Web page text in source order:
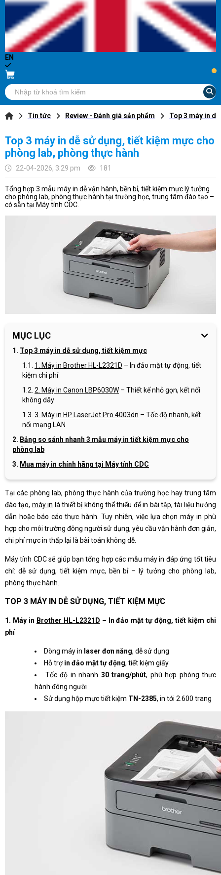
EN
...
Tin tức Review - Đánh giá sản phẩm Top 3 máy in
Top 3 máy in dễ sử dụng, tiết kiệm mực cho
phòng lab, phòng thực hành
22-04-2026, 3:29 pm 181
Tổng hợp 3 mẫu máy in dễ vận hành, bền bỉ, tiết kiệm mực lý tưởng
cho phòng lab, phòng thực hành tại trường học, trung tâm đào tạo –
có sẵn tại Máy tính CDC.
MỤC LỤC
Top 3 máy in dễ sử dụng, tiết kiệm mực
1. Máy in Brother HL-L2321D – In đảo mặt tự động, tiết
kiệm chi phí
2. Máy in Canon LBP6030W – Thiết kế nhỏ gọn, kết nối
không dây
3. Máy in HP LaserJet Pro 4003dn – Tốc độ nhanh, kết
nối mạng LAN
Bảng so sánh nhanh 3 mẫu máy in tiết kiệm mực cho
phòng lab
Mua máy in chính hãng tại Máy tính CDC
Tại các phòng lab, phòng thực hành của trường học hay trung tâm
đào tạo, máy in là thiết bị không thể thiếu để in bài tập, tài liệu hướng
dẫn hoặc báo cáo thực hành. Tuy nhiên, việc lựa chọn máy in phù
hợp cho môi trường đông người sử dụng, yêu cầu vận hành đơn giản,
chi phí mực in thấp lại là bài toán không dễ.
Máy tính CDC sẽ giúp bạn tổng hợp các mẫu máy in đáp ứng tốt tiêu
chí: dễ sử dụng, tiết kiệm mực, bền bỉ – lý tưởng cho phòng lab,
phòng thực hành.
TOP 3 MÁY IN DỄ SỬ DỤNG, TIẾT KIỆM MỰC
1. Máy in Brother HL-L2321D – In đảo mặt tự động, tiết kiệm chi
phí
Dòng máy in laser đơn năng, dễ sử dụng
Hỗ trợin đảo mặt tự động, tiết kiệm giấy
Tốc độ in nhanh 30 trang/phút, phù hợp phòng thực
hành đông người
Sử dụng hộp mực tiết kiệm TN-2385, in tới 2.600 trang